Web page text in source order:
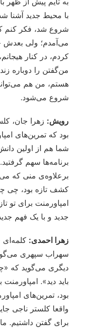
با محیط جدید آشنا
شروع شد، فکر کنم
می‌آمدم؛ ولی بعدش
کردم، در کنار
من‌گفتن را دوباره
هستم، من هم
شروع می‌شود.
رویش: زهرا جان،
بود که تمرین‌های
شما هم از اولین
برنامه‌ها سهم
برعلاوه‌ی منی که
کشف تازه بود، چی
امپاورمنت برای تو
جدید و با یک فهم
زهرا احمدی:
سهراب سپهری
دیگری می‌گوید که
باید دید».
بود، تمرین‌های
واقعا کلستر ناجی
برای گفتن داشتیم.